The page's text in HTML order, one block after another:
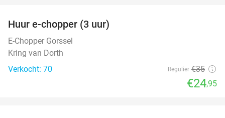
Huur e-chopper (3 uur)
E-Chopper Gorssel
Kring van Dorth
Verkocht: 70
Regulier €35
€24,95